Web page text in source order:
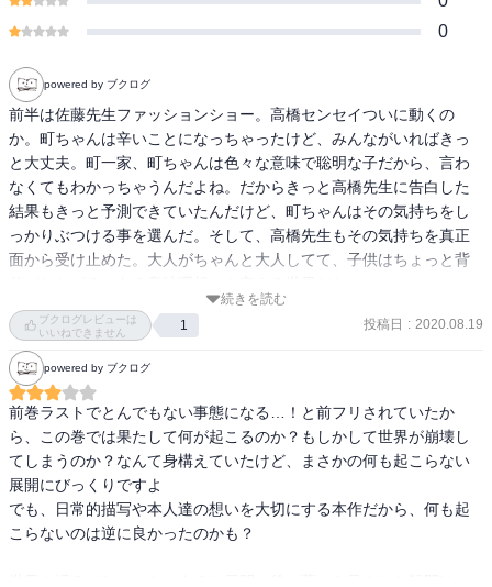
0
powered by ブクログ
前半は佐藤先生ファッションショー。高橋センセイついに動くの
か。町ちゃんは辛いことになっちゃったけど、みんながいればきっ
と大丈夫。町一家、町ちゃんは色々な意味で聡明な子だから、言わ
なくてもわかっちゃうんだよね。だからきっと高橋先生に告白した
結果もきっと予測できていたんだけど、町ちゃんはその気持ちをし
っかりぶつける事を選んだ。そして、高橋先生もその気持ちを真正
面から受け止めた。大人がちゃんと大人してて、子供はちょっと背
続きを読む
ブクログレビューは
いいねできません
1 投稿日 : 2020.08.19
powered by ブクログ
前巻ラストでとんでもない事態になる…！と前フリされていたか
ら、この巻では果たして何が起こるのか？もしかして世界が崩壊し
てしまうのか？なんて身構えていたけど、まさかの何も起こらない
展開にびっくりですよ
でも、日常的描写や本人達の想いを大切にする本作だから、何も起
こらないのは逆に良かったのかも？